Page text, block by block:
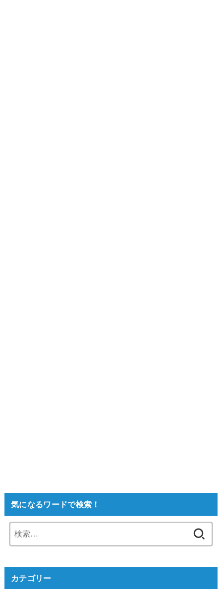
気になるワードで検索！
索:
カテゴリー